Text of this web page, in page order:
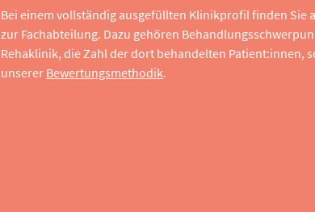
Bei einem vollständig ausgefüllten Klinikprofil finden Sie
zur Fachabteilung. Dazu gehören
Rehaklinik, die Zahl der dort behandelten Patient:innen,
unserer Bewertungsmethodik.